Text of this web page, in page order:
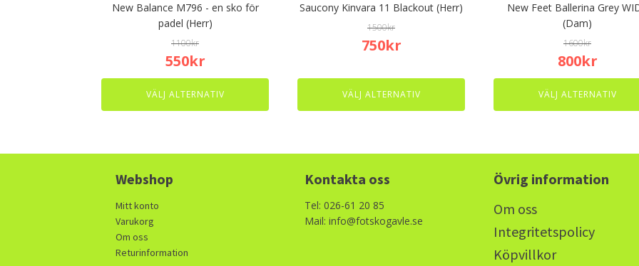
New Balance M796 - en sko för
padel (Herr)
1100kr
Original
price
was:
1100kr.
550krCurrent
price
is:
550kr.
VÄLJ ALTERNATIV
product
Saucony Kinvara 11 Blackout (Herr)
1500kr
Original
was:
1500kr.
750krCurrent
is:
750kr.
VÄLJ ALTERNATIV
product
New Feet Ballerina Grey
(Dam)
1600kr
Original
price
was:
1600kr.
800krCurrent
price
is:
800kr.
VÄLJ ALTERNATIV
product
Webshop
Mitt konto
Varukorg
Om oss
Returinformation
Kontakta oss
Tel: 026-61 20 85
Mail: info@fotskogavle.se
Övrig information
Om oss
Integritetspolicy
Köpvillkor